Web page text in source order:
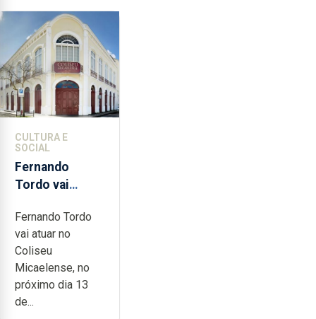
CULTURA E
SOCIAL
Fernando
Tordo vai
anos de
carreira no
Coliseu
Micaelense
Fernando Tordo
vai atuar no
Coliseu
Micaelense, no
próximo dia 13
de...